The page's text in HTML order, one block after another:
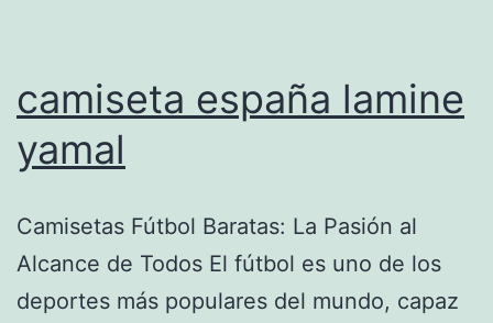
camiseta españa lamine
yamal
Camisetas Fútbol Baratas: La Pasión al
Alcance de Todos El fútbol es uno de los
deportes más populares del mundo, capaz